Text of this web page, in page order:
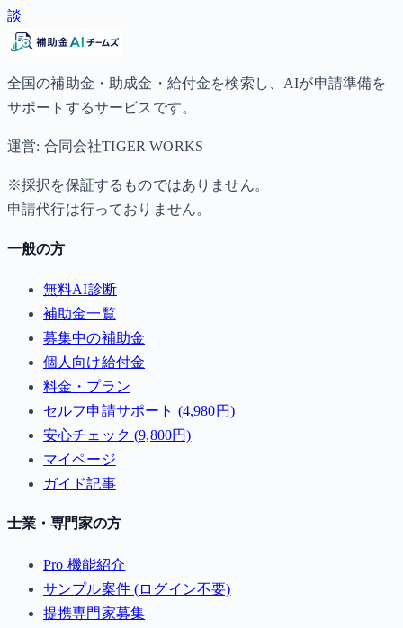
談
全国の補助金・助成金・給付金を検索し、AIが申請準備を
サポートするサービスです。
運営: 合同会社TIGER WORKS
※採択を保証するものではありません。
申請代行は行っておりません。
一般の方
無料AI診断
補助金一覧
募集中の補助金
個人向け給付金
料金・プラン
セルフ申請サポート (4,980円)
安心チェック (9,800円)
マイページ
ガイド記事
士業・専門家の方
Pro 機能紹介
サンプル案件 (ログイン不要)
提携専門家募集